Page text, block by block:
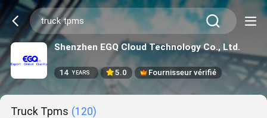
Shenzhen EGQ Cloud Technology Co., Ltd.
14 YEARS 5.0 Fournisseur vérifié
Truck Tpms (120)